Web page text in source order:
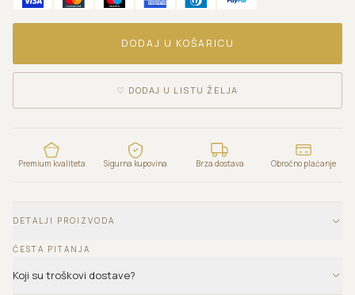
DODAJ U KOŠARICU
♡ DODAJ U LISTU ŽELJA
Premium kvaliteta Sigurna kupovina Brza dostava Obročno plaćanje
DETALJI PROIZVODA
ČESTA PITANJA
Koji su troškovi dostave?